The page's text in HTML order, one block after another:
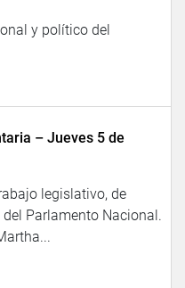
y político del
– Jueves 5 de
legislativo, de
Parlamento Nacional.